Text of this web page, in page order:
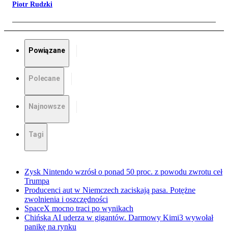
Piotr Rudzki
Powiązane
Polecane
Najnowsze
Tagi
Zysk Nintendo wzrósł o ponad 50 proc. z powodu zwrotu ceł
Trumpa
Producenci aut w Niemczech zaciskają pasa. Potężne
zwolnienia i oszczędności
SpaceX mocno traci po wynikach
Chińska AI uderza w gigantów. Darmowy Kimi3 wywołał
panikę na rynku